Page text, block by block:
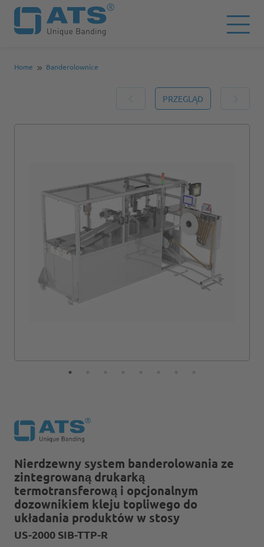
Home Banderolownice
PRZEGLĄD
Nierdzewny system banderolowania ze
zintegrowaną drukarką
termotransferową i opcjonalnym
dozownikiem kleju topliwego do
układania produktów w stosy
US-2000 SIB-TTP-R